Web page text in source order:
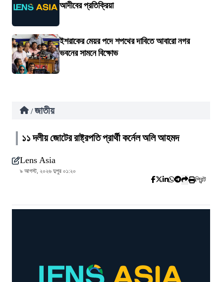
আদীবের প্রতিক্রিয়া
ইশরাকের মেয়র পদে শপথের দাবিতে আবারো নগর
ভবনের সামনে বিক্ষোভ
/ জাতীয়
১১ দলীয় জোটের রাষ্ট্রপতি প্রার্থী কর্নেল অলি আহমদ
Lens Asia
৯ আগস্ট, ২০২৬ দুপুর ০১:২০
প্রিন্ট